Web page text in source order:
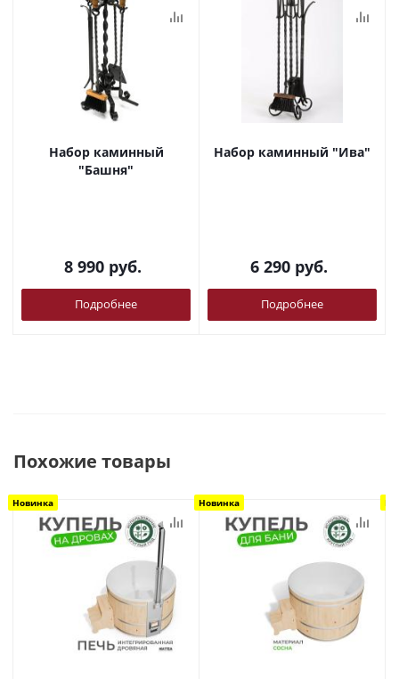
Набор каминный
"Башня"
8 990 руб.
Подробнее
Набор каминный "Ива"
6 290 руб.
Подробнее
Похожие товары
Новинка Новинка